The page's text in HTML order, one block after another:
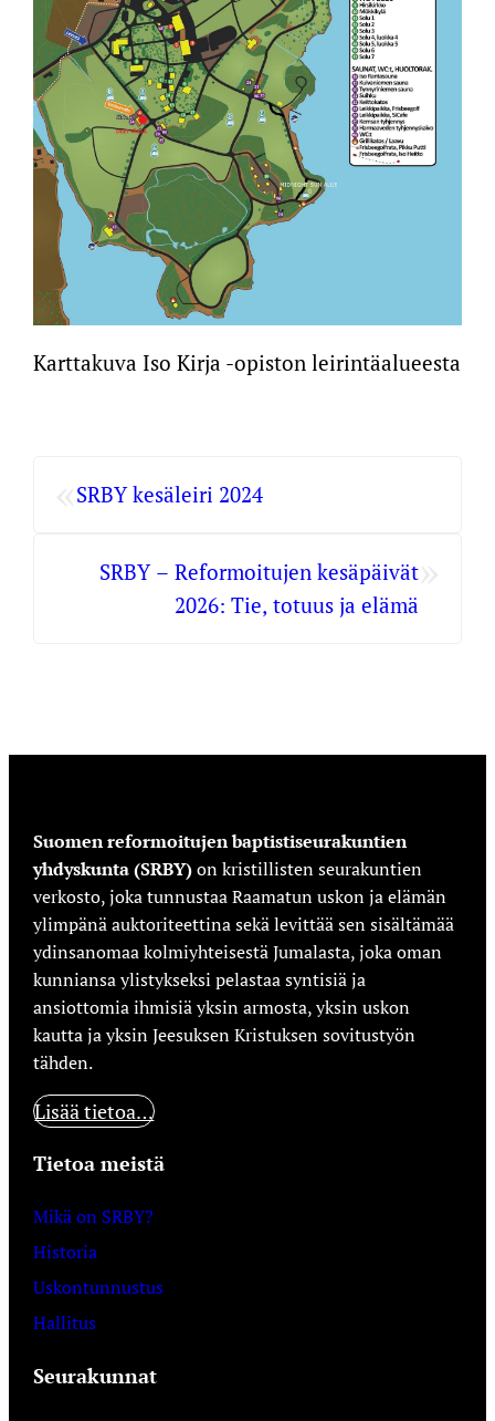
Karttakuva Iso Kirja -opiston leirintäalueesta
SRBY kesäleiri 2024
»
SRBY – Reformoitujen kesäpäivät
2026: Tie, totuus ja elämä
Suomen reformoitujen baptistiseurakuntien
yhdyskunta (SRBY)on kristillisten seurakuntien
verkosto, joka tunnustaa Raamatun uskon ja elämän
ylimpänä auktoriteettina sekä levittää sen sisältämää
ydinsanomaa kolmiyhteisestä Jumalasta, joka oman
kunniansa ylistykseksi pelastaa syntisiä ja
ansiottomia ihmisiä yksin armosta, yksin uskon
kautta ja yksin Jeesuksen Kristuksen sovitustyön
tähden.
Lisää tietoa…
Tietoa meistä
Mikä on SRBY?
Historia
Uskontunnustus
Hallitus
Seurakunnat